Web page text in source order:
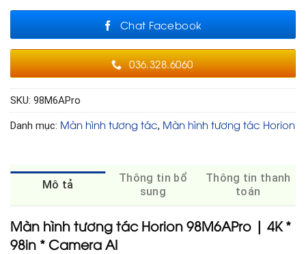
Chat Facebook
036.328.6060
SKU: 98M6APro
Danh mục: Màn hình tương tác, Màn hình tương tác Horion
Mô tả
Thông tin bổ
sung
Thông tin thanh
toán
Màn hình tương tác Horion 98M6APro | 4K *
98in * Camera AI